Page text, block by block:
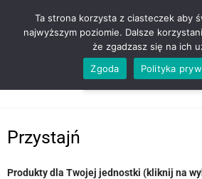
ZADZWOŃ TEL. 600 352
Przystajń
Produkty dla Twojej jednostki (kliknij na
Ta strona korzysta z ciasteczek aby
najwyższym poziomie. Dalsze
że zgadzasz się na ich
Zgoda
Polityka